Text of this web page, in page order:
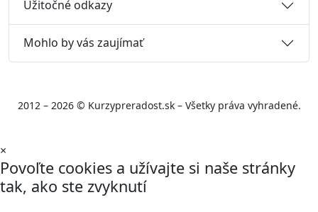
Užitočné odkazy
Mohlo by vás zaujímať
2012 – 2026 © Kurzypreradost.sk – Všetky práva vyhradené.
×
Povoľte cookies a užívajte si naše stránky
tak, ako ste zvyknutí